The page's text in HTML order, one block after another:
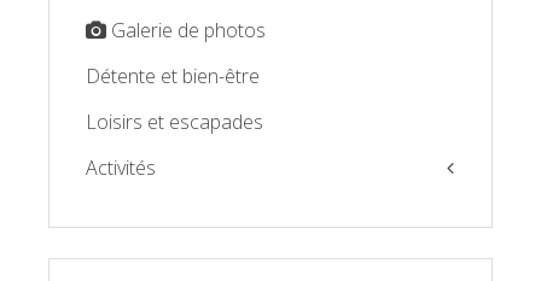
Galerie de photos
Détente et bien-être
Loisirs et escapades
Activités
La Balagne par la terre